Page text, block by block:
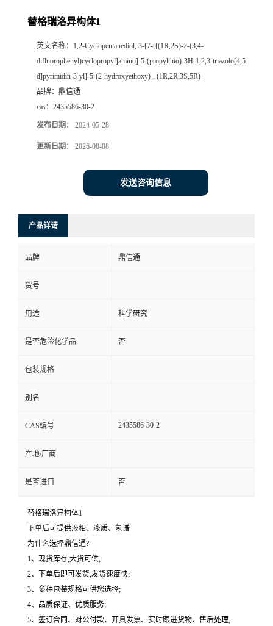
替格瑞洛异构体1
英文名称： 1,2-Cyclopentanediol, 3-[7-[[(1R,2S)-2-(3,4-
difluorophenyl)cyclopropyl]amino]-5-(propylthio)-3H-1,2,3-triazolo[4,5-
d]pyrimidin-3-yl]-5-(2-hydroxyethoxy)-, (1R,2R,3S,5R)-
品牌： 鼎信通
cas： 2435586-30-2
发布日期： 2024-05-28
更新日期： 2026-08-08
发送咨询信息
产品详请
品牌 鼎信通
货号
用途 科学研究
是否危险化学品 否
包装规格
别名
CAS编号 2435586-30-2
产地/厂商
是否进口 否
替格瑞洛异构体1
下单后可提供液相、液质、氢谱
为什么选择鼎信通?
1、现货库存,大货可供;
2、下单后即可发货,发货速度快;
3、多种包装规格可供您选择;
4、品质保证、优质服务;
5、签订合同、对公付款、开具发票、实时跟进货物、售后处理;